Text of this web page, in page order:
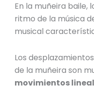
En la muñeira baile,
ritmo de la música
musical
Los
de la muñeira son
movimientos